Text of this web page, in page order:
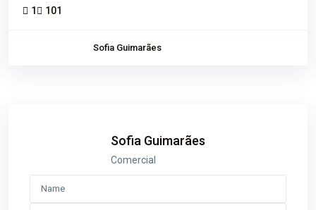
1 101
Sofia Guimarães
Sofia Guimarães
Comercial